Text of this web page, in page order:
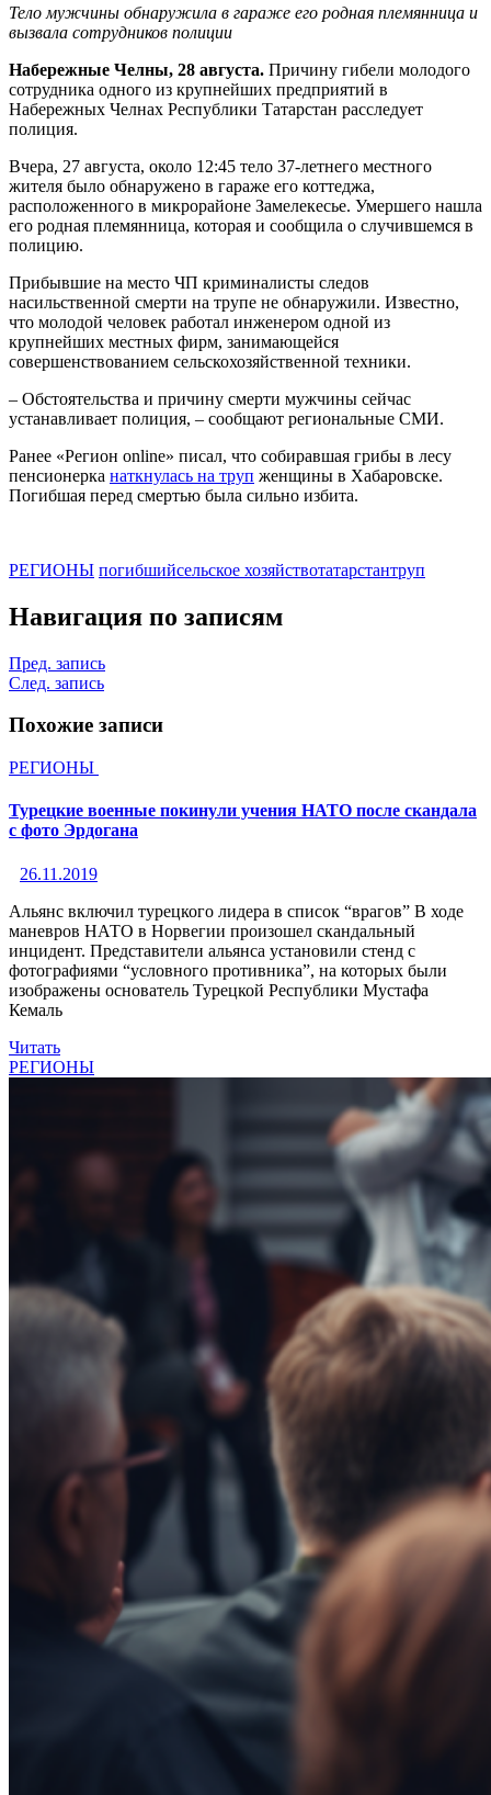
Тело мужчины обнаружила в гараже его родная племянница и
вызвала сотрудников полиции
Набережные Челны, 28 августа. Причину гибели молодого
сотрудника одного из крупнейших предприятий в
Набережных Челнах Республики Татарстан расследует
полиция.
Вчера, 27 августа, около 12:45 тело 37-летнего местного
жителя было обнаружено в гараже его коттеджа,
расположенного в микрорайоне Замелекесье. Умершего нашла
его родная племянница, которая и сообщила о случившемся в
полицию.
Прибывшие на место ЧП криминалисты следов
насильственной смерти на трупе не обнаружили. Известно,
что молодой человек работал инженером одной из
крупнейших местных фирм, занимающейся
совершенствованием сельскохозяйственной техники.
– Обстоятельства и причину смерти мужчины сейчас
устанавливает полиция, – сообщают региональные СМИ.
Ранее «Регион online» писал, что собиравшая грибы в лесу
пенсионерка наткнулась на труп женщины в Хабаровске.
Погибшая перед смертью была сильно избита.
РЕГИОНЫ погибшийсельское хозяйствотатарстантруп
Навигация по записям
Пред. запись
След. запись
Похожие записи
РЕГИОНЫ
Турецкие военные покинули учения НАТО после скандала
с фото Эрдогана
26.11.2019
Альянс включил турецкого лидера в список “врагов” В ходе
маневров НАТО в Норвегии произошел скандальный
инцидент. Представители альянса установили стенд с
фотографиями “условного противника”, на которых были
изображены основатель Турецкой Республики Мустафа
Кемаль
Читать
РЕГИОНЫ